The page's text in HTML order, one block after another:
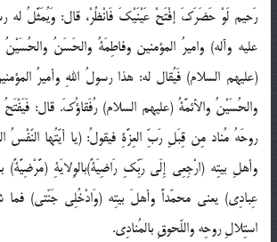
رَحیم لَوْ حَضَرَكَ إفْتَحْ عَیْنَیْكَ فَانْظُرْ، قال: وَیُمَثَّلُ له
علیه وآله) وامیرُ المؤمنین وفاطِمَةُ والحَسَنُ
(علیهم السلام) فَیُقال له: هذا رسولُ اللهِ وأمیرُ
والحُسَیْنُ والأئمَّةُ (علیهم السلام) رُفَقاؤُكَ. قال: فَیَفْتَحُ
روحَهُ مُناد مِن قِبَلِ رَبِّ العِزَّةِ فیقولُ: (یا أیّتُها النّفْسُ
وأهلِ بیتِه (ارْجِعِى إِلَى رَبِّكِ رَاضِیَةً)بالوِلایَةِ (مَّرْضِیَّةً)
عِبادِی) یعنی محمّداً وأهلَ بیتِه (وَادْخُلِی جَنّتی)
استِلالِ روحِه واللّحوقِ بالمُنادِی.